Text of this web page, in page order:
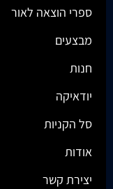
ספרי הוצאה לאור
מבצעים
חנות
יודאיקה
סל הקניות
אודות
יצירת קשר